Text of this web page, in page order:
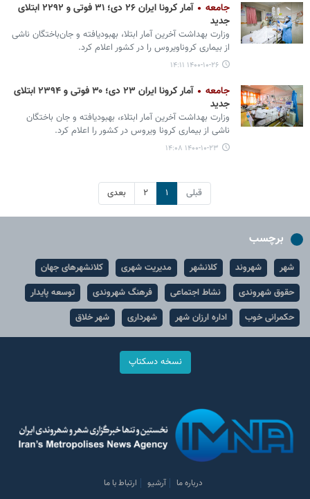
جامعه
آمار کرونا ایران ۲۶ دی؛ ۳۱ فوتی و ۲۲۹۲ ابتلای
جدید
وزارت بهداشت آخرین آمار ابتلا، بهبودیافته و جان‌باختگان ناشی
از بیماری کروناویروس را در کشور اعلام کرد.
۱۴۰۰-۱۰-۲۶ ۱۴:۱۱
جامعه
آمار کرونا ایران ۲۳ دی؛ ۳۰ فوتی و ۲۳۹۴ ابتلای
جدید
وزارت بهداشت آخرین آمار ابتلاء، بهبودیافته و جان باختگان
ناشی از بیماری کرونا ویروس در کشور را اعلام کرد.
۱۴۰۰-۱۰-۲۳ ۱۴:۰۸
قبلی ۱ ۲ بعدی
برچسب
شهر شهروند کلانشهر مدیریت شهری
کلانشهرهای جهان
حقوق شهروندی
نشاط اجتماعی فرهنگ شهروندی
توسعه پایدار
حکمرانی خوب
اداره ارزان شهر شهرداری شهر خلاق
نسخه دسکتاپ
درباره ما آرشیو ارتباط با ما